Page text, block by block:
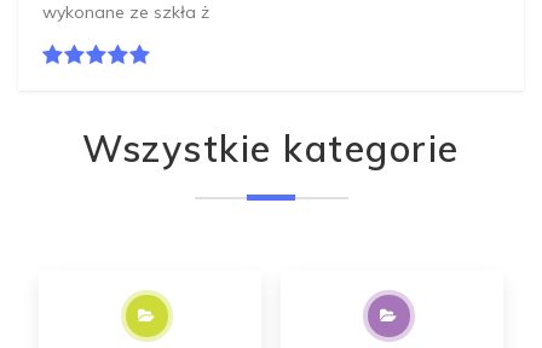
wykonane ze szkła ż
Wszystkie kategorie